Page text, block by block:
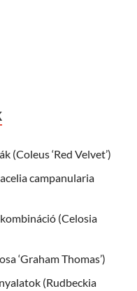
(Coleus ‘Red Velvet’)
campanularia
(Celosia
‘Graham Thomas’)
(Rudbeckia